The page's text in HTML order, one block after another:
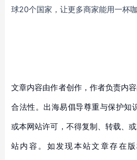
球20个国家，让更多商家能用一杯咖
文章内容由作者创作，作者负责内
合法性。出海易倡导尊重与保护知
或本网站许可，不得复制、转载、
站内容。如发现本站文章存在